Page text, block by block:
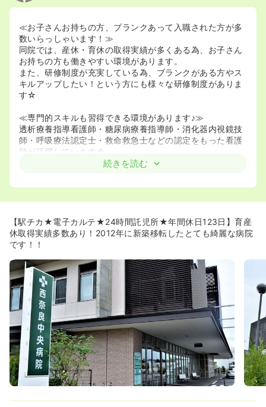
≪お子さんお持ちの方、ブランクあって入職された方が多
数いらっしゃいます！≫
同院では、産休・育休の取得実績が多くある為、お子さん
お持ちの方も働きやすい環境があります。
また、研修制度が充実している為、ブランクがある方やス
キルアップしたい！という方にも様々な研修制度がありま
す☆
≪専門的スキルも習得できる環境があります♪≫
透析療養指導看護師・糖尿病療養指導師・消化器内視鏡技
師・呼吸療法認定士・救命救急士などの認定をもった看護
師が活躍しています☆
また認定看護師の資格取得へのサポート体制もあり、更な
すでにこの制度を利用し、平成21年6月に緩和ケア認定看
続きを読む
【駅チカ★電子カルテ★24時間託児所★年間休日123日】育産
休取得実績多数あり！2012年に新築移転したとても綺麗な病院
です！！